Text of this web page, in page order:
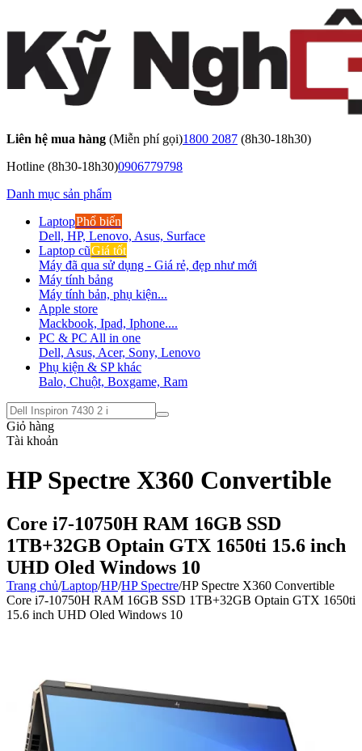
Liên hệ mua hàng (Miễn phí gọi)1800 2087 (8h30-18h30)
Hotline (8h30-18h30)0906779798
Danh mục sản phẩm
LaptopPhổ biến
Dell, HP, Lenovo, Asus, Surface
Laptop cũGiá tốt
Máy đã qua sử dụng - Giá rẻ, đẹp như mới
Máy tính bảng
Máy tính bản, phụ kiện...
Apple store
Mackbook, Ipad, Iphone....
PC & PC All in one
Dell, Asus, Acer, Sony, Lenovo
Phụ kiện & SP khác
Balo, Chuột, Boxgame, Ram
Giỏ hàng
Tài khoản
HP Spectre X360 Convertible
Core i7-10750H RAM 16GB SSD
1TB+32GB Optain GTX 1650ti 15.6 inch
UHD Oled Windows 10
Trang chủ/Laptop/HP/HP Spectre/HP Spectre X360 Convertible
Core i7-10750H RAM 16GB SSD 1TB+32GB Optain GTX 1650ti
15.6 inch UHD Oled Windows 10